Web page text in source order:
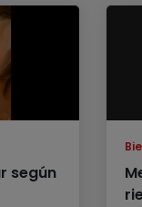
según